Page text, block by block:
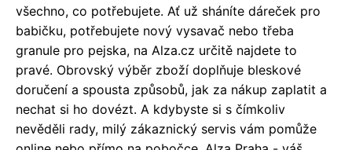
všechno, co potřebujete. Ať už sháníte dáreček pro
babičku, potřebujete nový vysavač nebo třeba
granule pro pejska, na Alza.cz určitě najdete to
pravé. Obrovský výběr zboží doplňuje bleskové
doručení a spousta způsobů, jak za nákup zaplatit a
nechat si ho dovézt. A kdybyste si s čímkoliv
nevěděli rady, milý zákaznický servis vám pomůže